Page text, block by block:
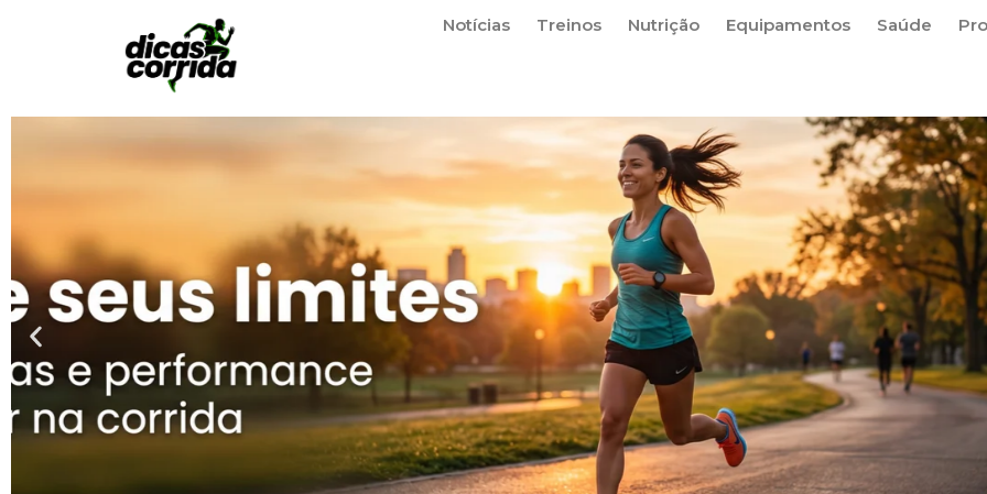
Notícias Treinos Nutrição Equipamentos Saúde